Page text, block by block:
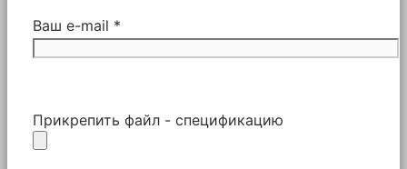
Ваш e-mail *
Прикрепить файл - спецификацию